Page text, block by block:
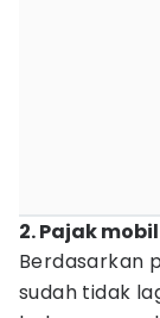
2. Pajak
Berdasarkan
sudah tidak